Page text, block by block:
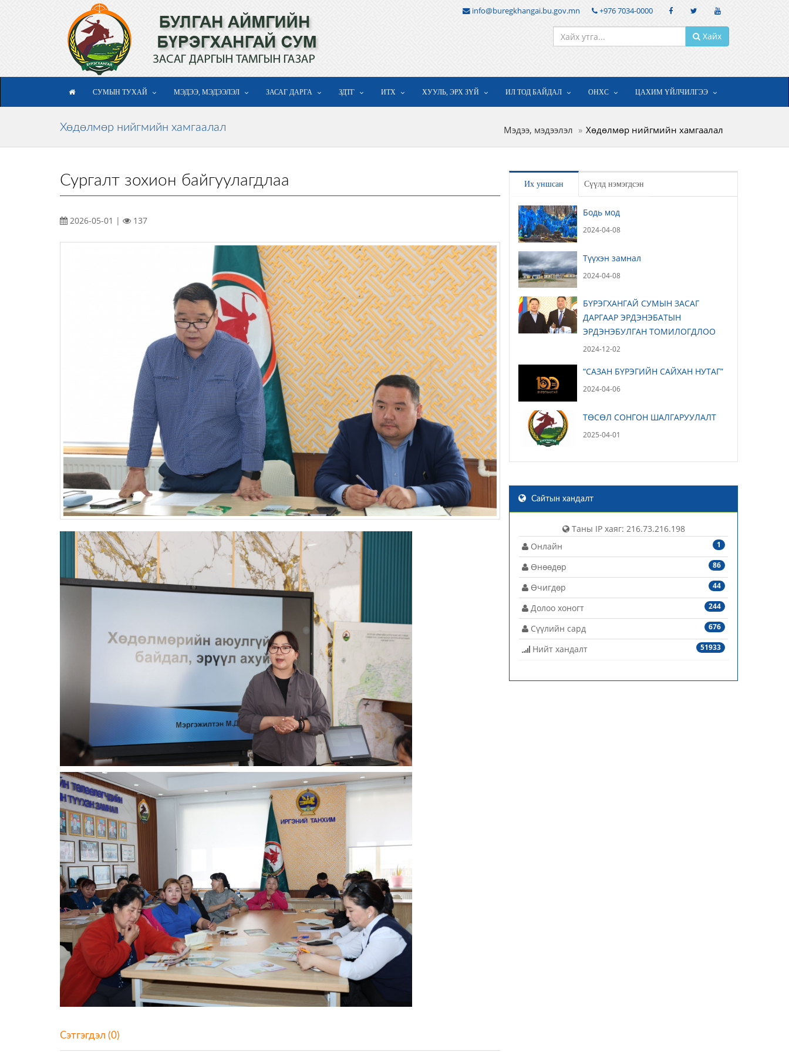
info@buregkhangai.bu.gov.mn +976 7034-0000
Хайх
СУМЫН ТУХАЙ МЭДЭЭ, МЭДЭЭЛЭЛ ЗАСАГ ДАРГА ЗДТГ ИТХ ХУУЛЬ, ЭРХ ЗҮЙ ИЛ ТОД БАЙДАЛ ОНХС ЦАХИМ ҮЙЛЧИЛГЭЭ
Хөдөлмөр нийгмийн хамгаалал Мэдээ, мэдээлэл Хөдөлмөр нийгмийн хамгаалал
Сургалт зохион байгуулагдлаа
2026-05-01 | 137
Сэтгэгдэл (0)
Их уншсан Сүүлд нэмэгдсэн
Бодь мод
2024-04-08
Түүхэн замнал
2024-04-08
БҮРЭГХАНГАЙ СУМЫН ЗАСАГ
ДАРГААР ЭРДЭНЭБАТЫН
ЭРДЭНЭБУЛГАН ТОМИЛОГДЛОО
2024-12-02
“САЗАН БҮРЭГИЙН САЙХАН НУТАГ”
2024-04-06
ТӨСӨЛ СОНГОН ШАЛГАРУУЛАЛТ
2025-04-01
Сайтын хандалт
Таны IP хаяг: 216.73.216.198
1
Онлайн
86
Өнөөдөр
44
Өчигдөр
244
Долоо хоногт
676
Сүүлийн сард
51933
Нийт хандалт